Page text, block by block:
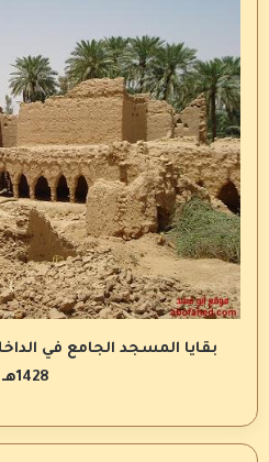
بقايا المسجد الجامع في
1428هـ